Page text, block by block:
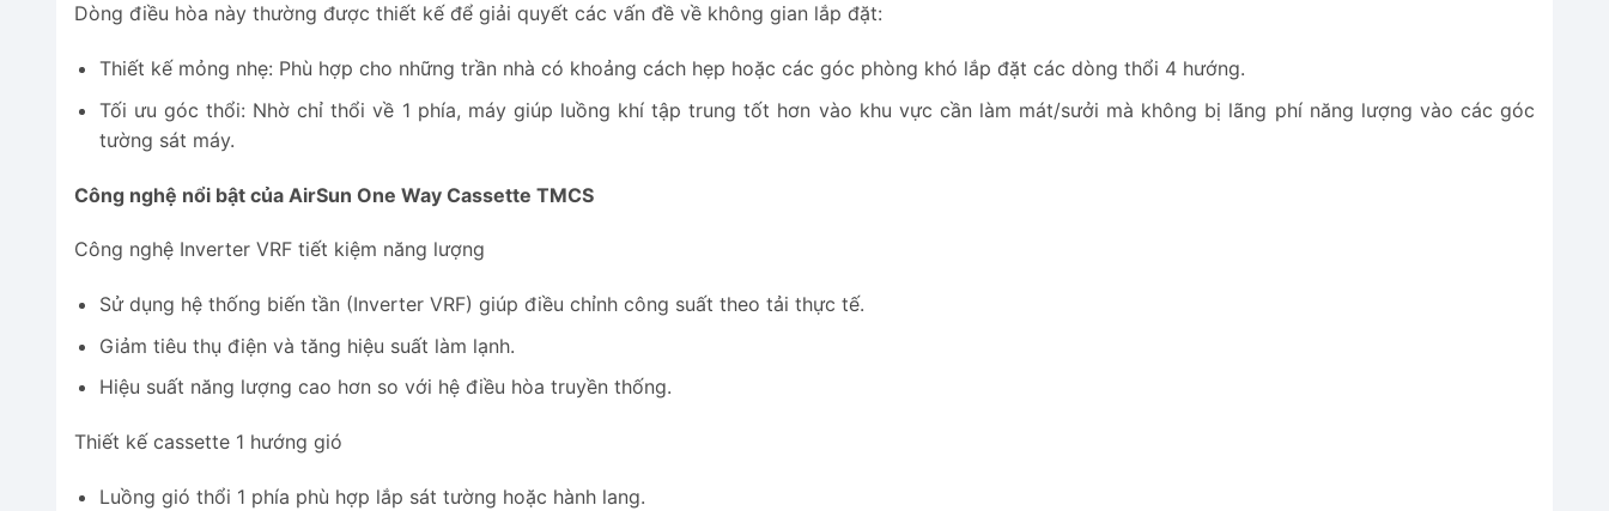
Dòng điều hòa này thường được thiết kế để giải quyết các vấn đề về không gian lắp đặt:
Thiết kế mỏng nhẹ: Phù hợp cho những trần nhà có khoảng cách hẹp hoặc các góc phòng khó lắp đặt các dòng thổi 4 hướng.
Tối ưu góc thổi: Nhờ chỉ thổi về 1 phía, máy giúp luồng khí tập trung tốt hơn vào khu vực cần làm mát/sưởi mà không bị lãng phí năng lượng vào các góc
tường sát máy.
Công nghệ nổi bật của AirSun One Way Cassette TMCS
Công nghệ Inverter VRF tiết kiệm năng lượng
Sử dụng hệ thống biến tần (Inverter VRF) giúp điều chỉnh công suất theo tải thực tế.
Giảm tiêu thụ điện và tăng hiệu suất làm lạnh.
Hiệu suất năng lượng cao hơn so với hệ điều hòa truyền thống.
Thiết kế cassette 1 hướng gió
Luồng gió thổi 1 phía phù hợp lắp sát tường hoặc hành lang.